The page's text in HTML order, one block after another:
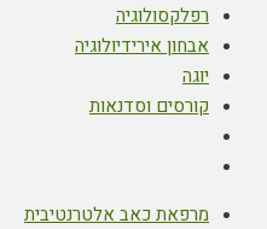
רפלקסולוגיה
אבחון אירידיולוגיה
יוגה
קורסים וסדנאות
מרפאת כאב אלטרנטיבית